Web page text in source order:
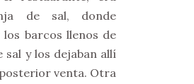
de sal, donde
los barcos llenos de
sal y los dejaban allí
venta. Otra